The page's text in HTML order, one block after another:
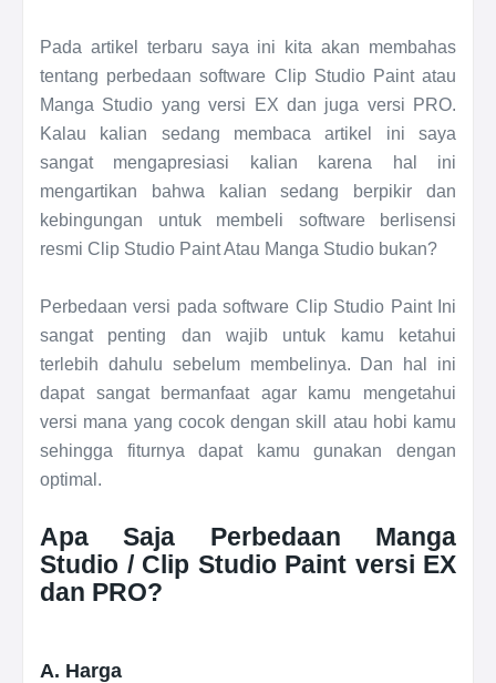
Pada artikel terbaru saya ini kita akan membahas
tentang perbedaan software Clip Studio Paint atau
Manga Studio yang versi EX dan juga versi PRO.
Kalau kalian sedang membaca artikel ini saya
sangat mengapresiasi kalian karena hal ini
mengartikan bahwa kalian sedang berpikir dan
kebingungan untuk membeli software berlisensi
resmi Clip Studio Paint Atau Manga Studio bukan?
Perbedaan versi pada software Clip Studio Paint Ini
sangat penting dan wajib untuk kamu ketahui
terlebih dahulu sebelum membelinya. Dan hal ini
dapat sangat bermanfaat agar kamu mengetahui
versi mana yang cocok dengan skill atau hobi kamu
sehingga fiturnya dapat kamu gunakan dengan
optimal.
Apa Saja Perbedaan Manga
Studio / Clip Studio Paint versi EX
dan PRO?
A. Harga